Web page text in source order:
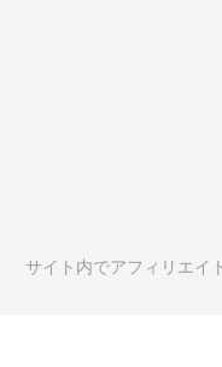
サイト内でアフィリエイ